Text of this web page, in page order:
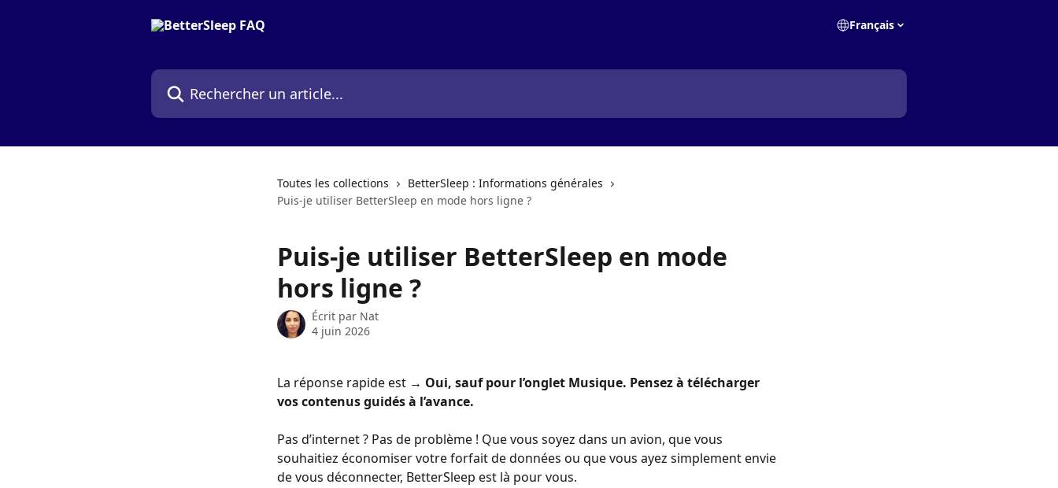
Français
Rechercher un article...
Toutes les collections
BetterSleep : Informations générales
Puis-je utiliser BetterSleep en mode hors ligne ?
Puis-je utiliser BetterSleep en mode
hors ligne ?
Écrit par Nat
4 juin 2026
La réponse rapide est → Oui, sauf pour l’onglet Musique. Pensez à télécharger
vos contenus guidés à l’avance.
Pas d’internet ? Pas de problème ! Que vous soyez dans un avion, que vous
souhaitiez économiser votre forfait de données ou que vous ayez simplement envie
de vous déconnecter, BetterSleep est là pour vous.